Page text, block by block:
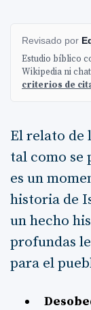
Revisado por
Estudio bíblico
Wikipedia ni
criterios de
El relato de
tal como se
es un
historia de
un hecho
profundas
para el